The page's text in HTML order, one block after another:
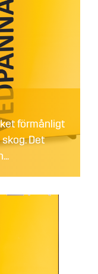
förmånligt
Det